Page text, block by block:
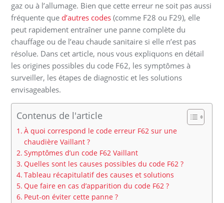
gaz ou à l’allumage. Bien que cette erreur ne soit pas aussi
fréquente que d’autres codes (comme F28 ou F29), elle
peut rapidement entraîner une panne complète du
chauffage ou de l’eau chaude sanitaire si elle n’est pas
résolue. Dans cet article, nous vous expliquons en détail
les origines possibles du code F62, les symptômes à
surveiller, les étapes de diagnostic et les solutions
envisageables.
Contenus de l'article
À quoi correspond le code erreur F62 sur une
chaudière Vaillant ?
Symptômes d’un code F62 Vaillant
Quelles sont les causes possibles du code F62 ?
Tableau récapitulatif des causes et solutions
Que faire en cas d’apparition du code F62 ?
Peut-on éviter cette panne ?